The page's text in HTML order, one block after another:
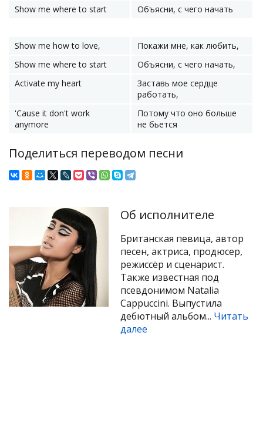
Show me where to start
Объясни, с чего начать
Show me how to love,
Покажи мне, как любить,
Show me where to start
Объясни, с чего начать,
Activate my heart
Заставь мое сердце
работать,
'Cause it don't work
anymore
Потому что оно больше
не бьется
Поделиться переводом песни
Об исполнителе
Британская певица, автор
песен, актриса, продюсер,
режиссёр и сценарист.
Также известная под
псевдонимом Natalia
Cappuccini. Выпустила
дебютный альбом... Читать
далее